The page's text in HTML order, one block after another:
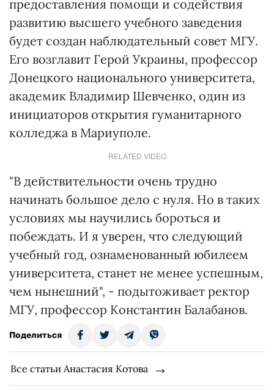
предоставления помощи и содействия
развитию высшего учебного заведения
будет создан наблюдательный совет МГУ.
Его возглавит Герой Украины, профессор
Донецкого национального университета,
академик Владимир Шевченко, один из
инициаторов открытия гуманитарного
колледжа в Мариуполе.
RELATED VIDEO
"В действительности очень трудно
начинать большое дело с нуля. Но в таких
условиях мы научились бороться и
побеждать. И я уверен, что следующий
учебный год, ознаменованный юбилеем
университета, станет не менее успешным,
чем нынешний", - подытоживает ректор
МГУ, профессор Константин Балабанов.
Поделиться
Все статьи Анастасия Котова